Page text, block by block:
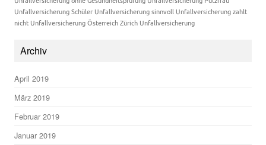
Unfallversicherung Schüler Unfallversicherung sinnvoll Unfallversicherung zahlt
nicht Unfallversicherung ÖsterreichZürich Unfallversicherung
Archiv
April 2019
März 2019
Februar 2019
Januar 2019